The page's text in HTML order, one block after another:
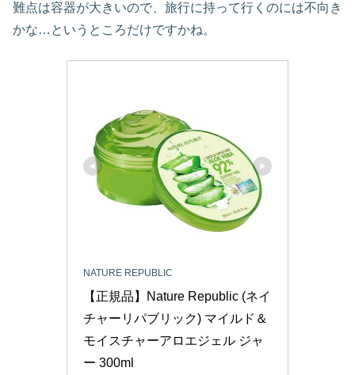
難点は容器が大きいので、旅行に持って行くのには不向き
かな…というところだけですかね。
NATURE REPUBLIC
【正規品】Nature Republic (ネイ
チャーリパブリック) マイルド＆
モイスチャーアロエジェル ジャ
ー 300ml